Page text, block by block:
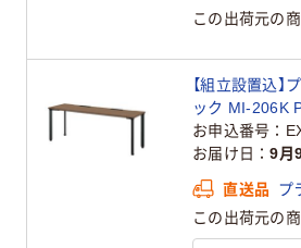
この出荷元の
【組立設置込
ック MI-206K
お申込番号
お届け日
9月
直送品
プ
この出荷元の